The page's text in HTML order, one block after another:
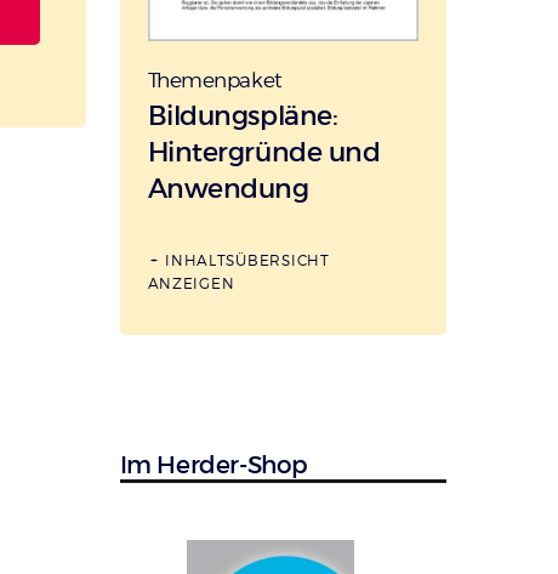
Themenpaket
:Bildungspläne:
Hintergründe und
Anwendung
INHALTSÜBERSICHT
ANZEIGEN
Im Herder-Shop